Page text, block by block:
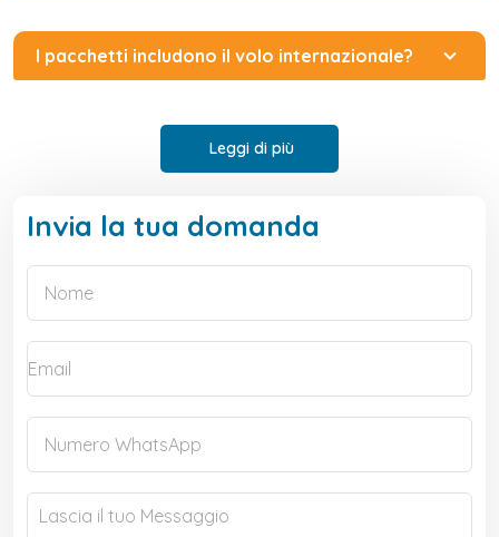
I pacchetti includono il volo internazionale?
Leggi di più
Invia la tua domanda